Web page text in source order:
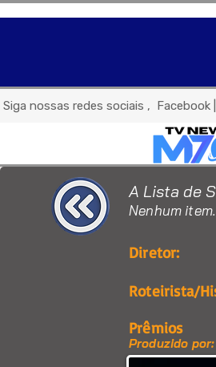
Siga nossas redes sociais ,
A Lista de
Nenhum item.
Diretor:
Roteirista/
Prêmios
Produzido por: